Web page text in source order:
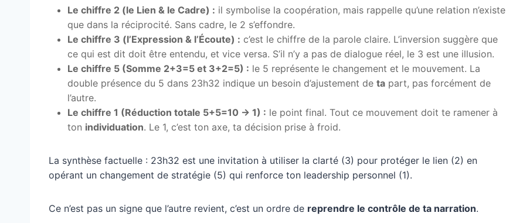
Le chiffre 2 (le Lien & le Cadre) : il symbolise la coopération, mais rappelle qu’une relation n’existe
que dans la réciprocité. Sans cadre, le 2 s’effondre.
Le chiffre 3 (l’Expression & l’Écoute) : c’est le chiffre de la parole claire. L’inversion suggère que
ce qui est dit doit être entendu, et vice versa. S’il n’y a pas de dialogue réel, le 3 est une illusion.
Le chiffre 5 (Somme 2+3=5 et 3+2=5) : le 5 représente le changement et le mouvement. La
double présence du 5 dans 23h32 indique un besoin d’ajustement de ta part, pas forcément de
l’autre.
Le chiffre 1 (Réduction totale 5+5=10 → 1) : le point final. Tout ce mouvement doit te ramener à
ton individuation. Le 1, c’est ton axe, ta décision prise à froid.
La synthèse factuelle : 23h32 est une invitation à utiliser la clarté (3) pour protéger le lien (2) en
opérant un changement de stratégie (5) qui renforce ton leadership personnel (1).
Ce n’est pas un signe que l’autre revient, c’est un ordre de reprendre le contrôle de ta narration.